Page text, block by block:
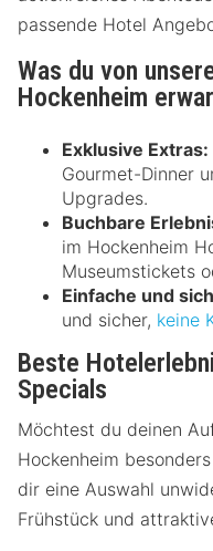
passende Hotel
Was du von
Hockenheim
Exklusive Extras:
Gourmet-Dinner
Upgrades.
Buchbare
im Hockenheim
Museumstickets
Einfache und
und sicher, keine
Beste
Specials
Möchtest du deinen
Hockenheim
dir eine Auswahl
Frühstück und